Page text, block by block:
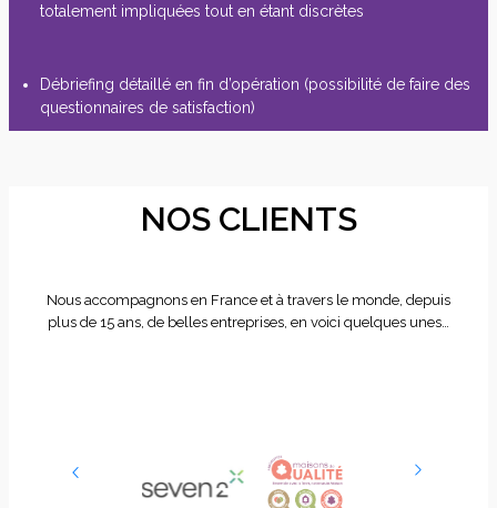
totalement impliquées tout en étant discrètes
Débriefing détaillé en fin d’opération (possibilité de faire des
questionnaires de satisfaction)
NOS CLIENTS
Nous accompagnons en France et à travers le monde, depuis
plus de 15 ans, de belles entreprises, en voici quelques unes…